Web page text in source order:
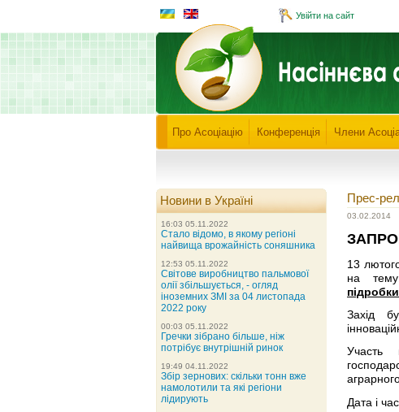
Увійти на сайт
Про Асоціацію Конференція Члени
Прес-
03.02.2014
13
на
Захід
Участь
Дата і
Новини в Україні
16:03 05.11.2022
Стало відомо, в якому регіоні
найвища врожайність соняшника
12:53 05.11.2022
Світове виробництво пальмової
олії збільшується, - огляд
іноземних ЗМІ за 04 листопада
2022 року
00:03 05.11.2022
Гречки зібрано більше, ніж
потрібує внутрішній ринок
19:49 04.11.2022
Збір зернових: скільки тонн вже
намолотили та які регіони
лідирують